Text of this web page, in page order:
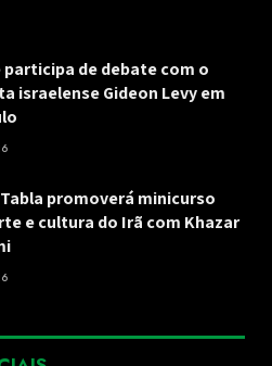
participa de debate com o
israelense Gideon Levy em
promoverá minicurso
e cultura do Irã com Khazar